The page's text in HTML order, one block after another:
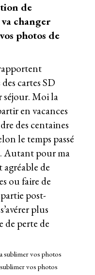
de
changer
photos de
cartes SD
séjour. Moi la
en vacances
des centaines
le temps passé
Autant pour ma
de
ou faire de
post-
plus
de perte de
vos photos